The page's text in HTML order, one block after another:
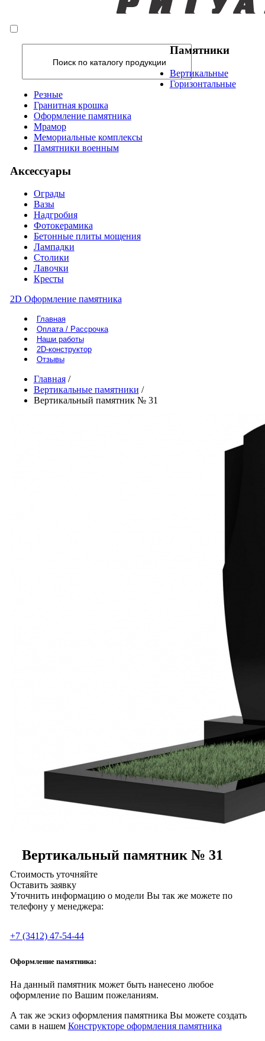
Памятники
Вертикальные
Горизонтальные
Резные
Гранитная крошка
Оформление памятника
Мрамор
Мемориальные комплексы
Памятники военным
Аксессуары
Ограды
Вазы
Надгробия
Фотокерамика
Бетонные плиты мощения
Лампадки
Столики
Лавочки
Кресты
2D Оформление памятника
Главная
Оплата / Рассрочка
Наши работы
2D-конструктор
Отзывы
Главная /
Вертикальные памятники /
Вертикальный памятник № 31
Вертикальный памятник № 31
Стоимость уточняйте
Оставить заявку
Уточнить информацию о модели Вы так же можете по
телефону у менеджера:
+7 (3412) 47-54-44
Оформление памятника:
На данный памятник может быть нанесено любое
оформление по Вашим пожеланиям.
А так же эскиз оформления памятника Вы можете создать
сами в нашем Конструкторе оформления памятника